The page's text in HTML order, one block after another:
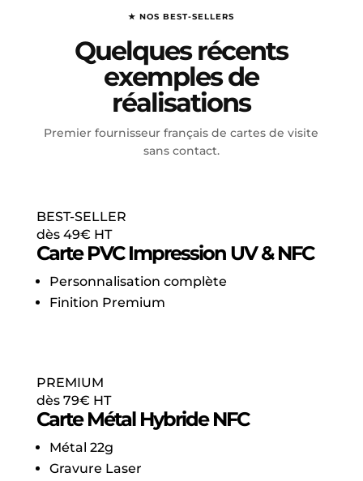
★ NOS BEST-SELLERS
Quelques récents
exemples de
réalisations
Premier fournisseur français de cartes de visite
sans contact.
BEST-SELLER
dès 49€ HT
Carte PVC Impression UV & NFC
Personnalisation complète
Finition Premium
PREMIUM
dès 79€ HT
Carte Métal Hybride NFC
Métal 22g
Gravure Laser